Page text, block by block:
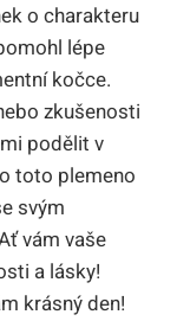
o charakteru
lépe
kočce.
zkušenosti
podělit ⁢v
toto plemeno
svým
vám vaše
a lásky!‌
krásný den!